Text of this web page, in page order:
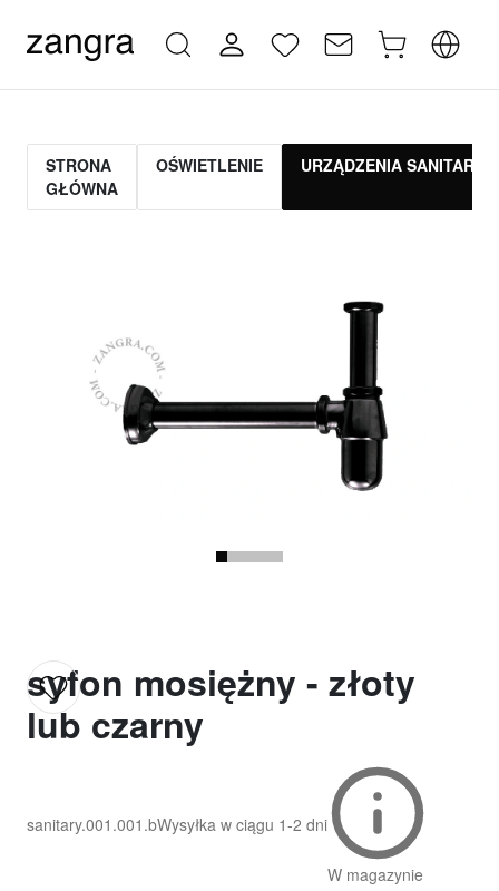
STRONA
GŁÓWNA
OŚWIETLENIE URZĄDZENIA SANITARNE
syfon mosiężny - złoty
lub czarny
sanitary.001.001.bWysyłka w ciągu 1-2 dni
W magazynie